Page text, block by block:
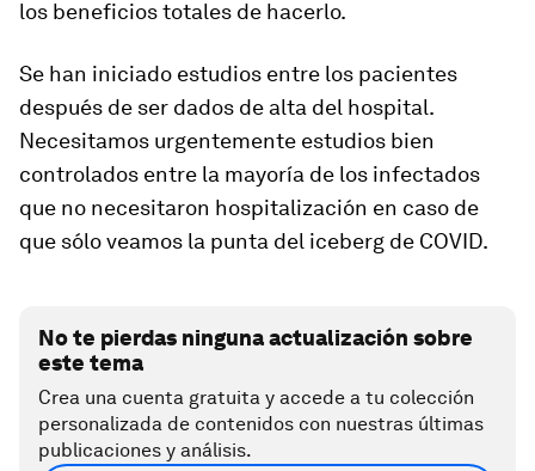
los beneficios totales de hacerlo.
Se han iniciado estudios entre los pacientes
después de ser dados de alta del hospital.
Necesitamos urgentemente estudios bien
controlados entre la mayoría de los infectados
que no necesitaron hospitalización en caso de
que sólo veamos la punta del iceberg de COVID.
No te pierdas ninguna actualización sobre
este tema
Crea una cuenta gratuita y accede a tu colección
personalizada de contenidos con nuestras últimas
publicaciones y análisis.